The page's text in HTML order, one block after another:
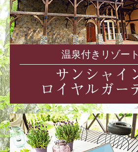
温泉付きリゾート